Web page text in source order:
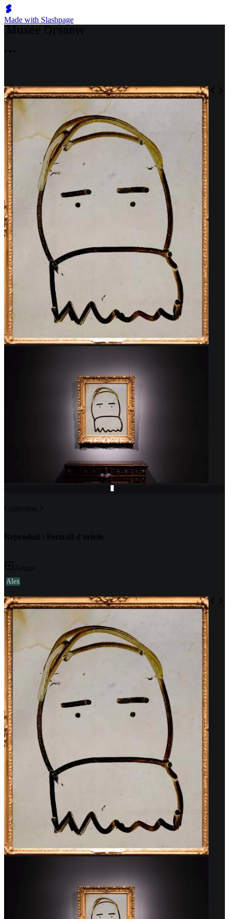
Made with Slashpage
Collection
Reproduit : Portrait d'orteils
Artiste
Alex